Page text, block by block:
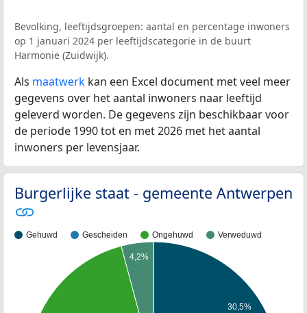
Bevolking, leeftijdsgroepen: aantal en percentage inwoners
op 1 januari 2024 per leeftijdscategorie in de buurt
Harmonie (Zuidwijk).
Als maatwerk kan een Excel document met veel meer
gegevens over het aantal inwoners naar leeftijd
geleverd worden. De gegevens zijn beschikbaar voor
de periode 1990 tot en met 2026 met het aantal
inwoners per levensjaar.
Burgerlijke staat - gemeente Antwerpen
Gehuwd Gescheiden Ongehuwd Verweduwd
30,5%
4,2%